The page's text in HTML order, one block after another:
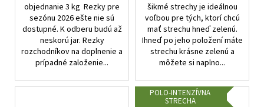
objednanie 3 kg Rezky pre
sezónu 2026 ešte nie sú
dostupné. K odberu budú až
neskorú jar. Rezky
rozchodníkov na doplnenie a
prípadné založenie...
šikmé strechy je ideálnou
voľbou pre tých, ktorí chcú
mať strechu hneď zelenú.
Ihneď po jeho položení máte
strechu krásne zelenú a
môžete si naplno...
POLO-INTENZÍVNA
STRECHA